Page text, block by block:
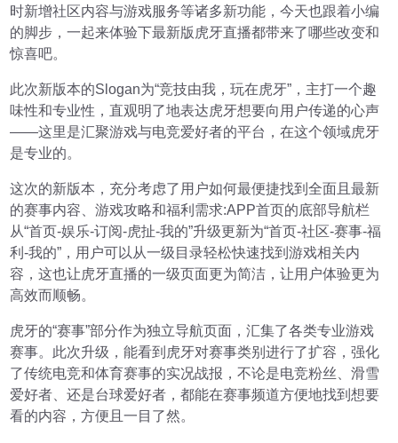
时新增社区内容与游戏服务等诸多新功能，今天也跟着小编
的脚步，一起来体验下最新版虎牙直播都带来了哪些改变和
惊喜吧。
此次新版本的Slogan为“竞技由我，玩在虎牙”，主打一个趣
味性和专业性，直观明了地表达虎牙想要向用户传递的心声
——这里是汇聚游戏与电竞爱好者的平台，在这个领域虎牙
是专业的。
这次的新版本，充分考虑了用户如何最便捷找到全面且最新
的赛事内容、游戏攻略和福利需求:APP首页的底部导航栏
从“首页-娱乐-订阅-虎扯-我的”升级更新为“首页-社区-赛事-福
利-我的”，用户可以从一级目录轻松快速找到游戏相关内
容，这也让虎牙直播的一级页面更为简洁，让用户体验更为
高效而顺畅。
虎牙的“赛事”部分作为独立导航页面，汇集了各类专业游戏
赛事。此次升级，能看到虎牙对赛事类别进行了扩容，强化
了传统电竞和体育赛事的实况战报，不论是电竞粉丝、滑雪
爱好者、还是台球爱好者，都能在赛事频道方便地找到想要
看的内容，方便且一目了然。